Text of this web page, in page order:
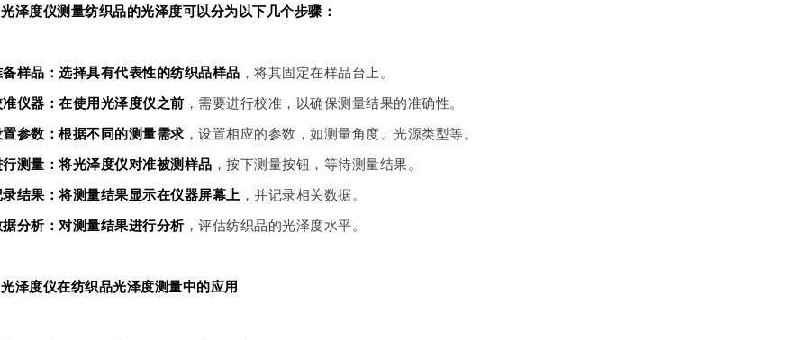
泽度仪测量纺织品的光泽度可以分为以下几个步骤：
备样品：选择具有代表性的纺织品样品 ，将其固定在样品台上。
仪器：在使用光泽度仪之前 ，需要进行校准，以确保测量结果的准确性。
参数：根据不同的测量需求 ，设置相应的参数，如测量角度、光源类型等。
测量：将光泽度仪对准被测样品 ，按下测量按钮，等待测量结果。
结果：将测量结果显示在仪器屏幕上 ，并记录相关数据。
分析：对测量结果进行分析，评估纺织品的光泽度水平。
泽度仪在纺织品光泽度测量中的应用